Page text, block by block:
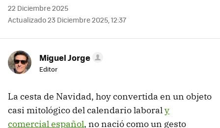
22 Diciembre 2025
Actualizado 23 Diciembre 2025, 12:37
Miguel Jorge
Editor
La cesta de Navidad, hoy convertida en un objeto
casi mitológico del calendario laboraly
comercial español, no nació como un gesto